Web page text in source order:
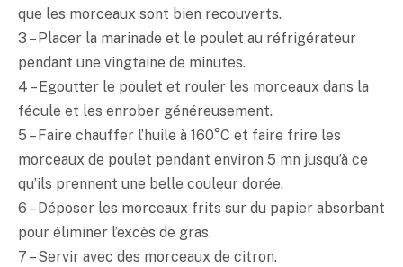
que les morceaux sont bien recouverts.
3 – Placer la marinade et le poulet au réfrigérateur
pendant une vingtaine de minutes.
4 – Egoutter le poulet et rouler les morceaux dans la
fécule et les enrober généreusement.
5 – Faire chauffer l’huile à 160°C et faire frire les
morceaux de poulet pendant environ 5 mn jusqu’à ce
qu’ils prennent une belle couleur dorée.
6 – Déposer les morceaux frits sur du papier absorbant
pour éliminer l’excès de gras.
7 – Servir avec des morceaux de citron.